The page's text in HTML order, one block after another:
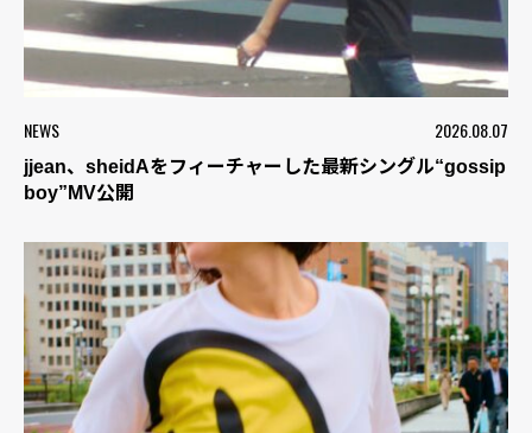
NEWS 2026.08.07
jjean、sheidAをフィーチャーした最新シングル“gossip
boy”MV公開